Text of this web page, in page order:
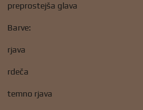
preprostejša glava
Barve:
rjava
rdeča
temno rjava